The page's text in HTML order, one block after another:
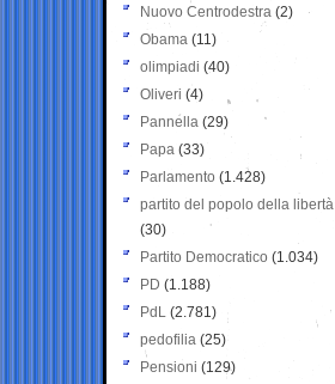
Nuovo Centrodestra (2)
Obama (11)
olimpiadi (40)
Oliveri (4)
Pannella (29)
Papa (33)
Parlamento (1.428)
partito del popolo della libertà
(30)
Partito Democratico (1.034)
PD (1.188)
PdL (2.781)
pedofilia (25)
Pensioni (129)